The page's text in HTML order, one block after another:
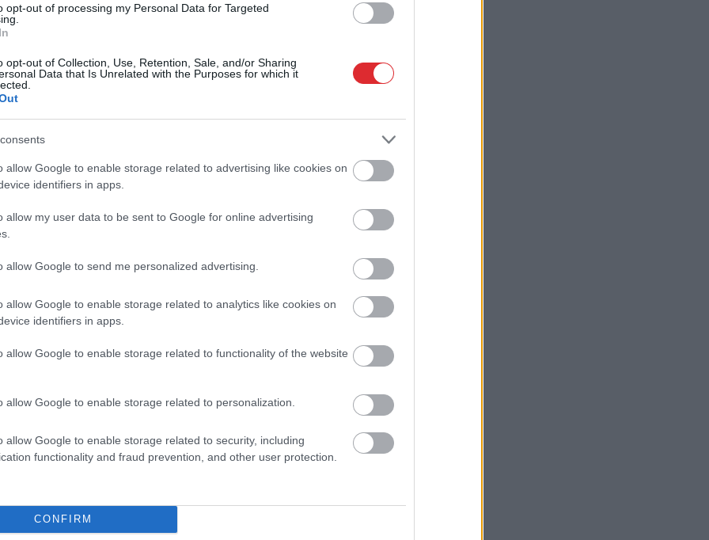
opt-out of processing my Personal Data for Targeted
opt-out of Collection, Use, Retention, Sale, and/or Sharing
Data that Is Unrelated with the Purposes for which it
allow Google to enable storage related to advertising like cookies on
identifiers in apps.
allow my user data to be sent to Google for online advertising
allow Google to send me personalized advertising.
allow Google to enable storage related to analytics like cookies on
identifiers in apps.
allow Google to enable storage related to functionality of the website
allow Google to enable storage related to personalization.
allow Google to enable storage related to security, including
functionality and fraud prevention, and other user protection.
CONFIRM
visa dzīve bija
Bauskas
nošauto suņu
tiesā nespēj
asaras
naudas nav – tūrisma
operatora “Digitours”
neapskaužamā
vadītājs Arturs Suroveckis skaidro, ka
Parastos negatīvos zibens lādiņus vairumā
un aizsargsistēmas. Taču eksistē arī pozitīvie
ievērojami retāk, taču ir daudzkārt spēcīgāki.